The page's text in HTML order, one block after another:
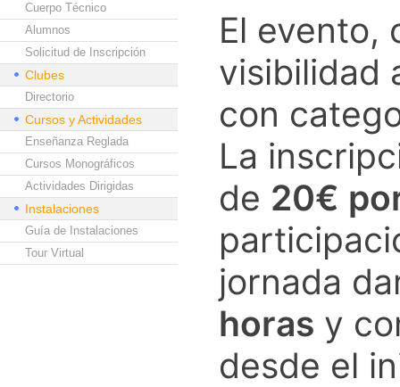
Cuerpo Técnico
Alumnos
Solicitud de Inscripción
Clubes
Directorio
Cursos y Actividades
Enseñanza Reglada
Cursos Monográficos
Actividades Dirigidas
Instalaciones
Guía de Instalaciones
Tour Virtual
El evento,
visibilidad
con
La
de 20€
jornada
horas y
desde el